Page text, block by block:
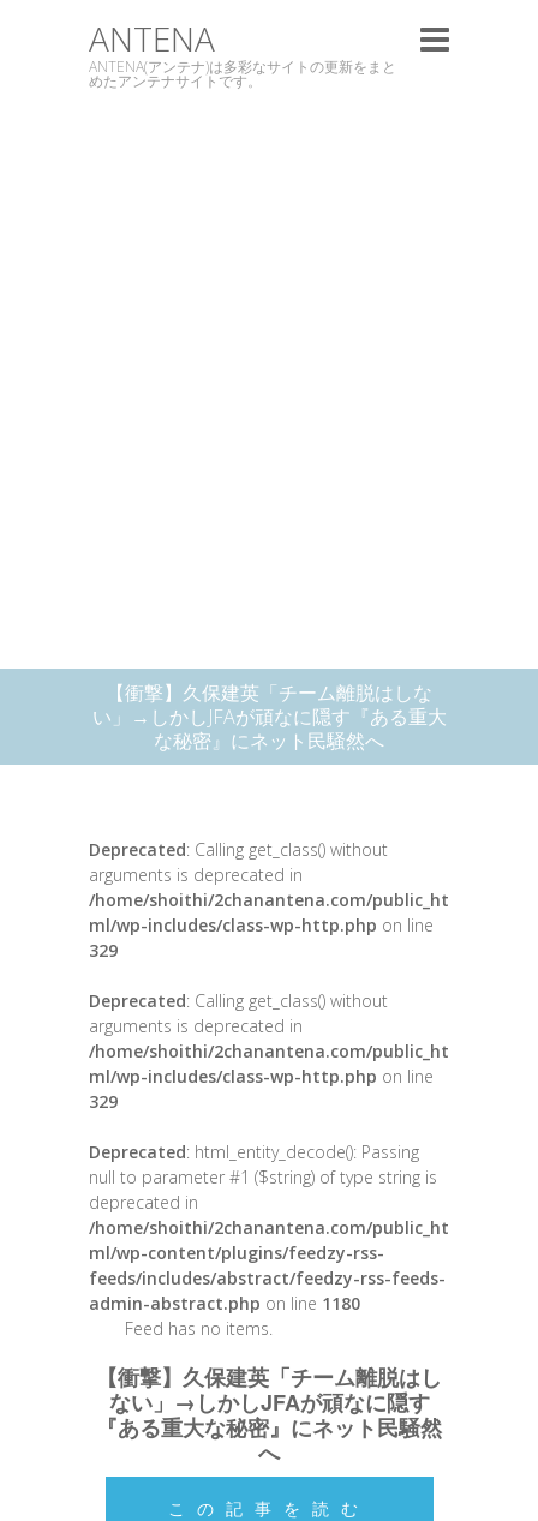
ANTENA
ANTENA(アンテナ)は多彩なサイトの更新をまと
めたアンテナサイトです。
【衝撃】久保建英「チーム離脱はしな
い」→しかしJFAが頑なに隠す『ある重大
な秘密』にネット民騒然へ
Deprecated: Calling get_class() without
arguments is deprecated in
/home/shoithi/2chanantena.com/public_ht
ml/wp-includes/class-wp-http.php on line
329
Deprecated: Calling get_class() without
arguments is deprecated in
/home/shoithi/2chanantena.com/public_ht
ml/wp-includes/class-wp-http.php on line
329
Deprecated: html_entity_decode(): Passing
null to parameter #1 ($string) of type string is
deprecated in
/home/shoithi/2chanantena.com/public_ht
ml/wp-content/plugins/feedzy-rss-
feeds/includes/abstract/feedzy-rss-feeds-
admin-abstract.php on line 1180
Feed has no items.
【衝撃】久保建英「チーム離脱はし
ない」→しかしJFAが頑なに隠す
『ある重大な秘密』にネット民騒然
へ
この記事を読む